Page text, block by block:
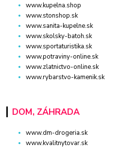
www.kupelna.shop
www.stonshop.sk
www.sanita-kupelne.sk
www.skolsky-batoh.sk
www.sportaturistika.sk
www.potraviny-online.sk
www.zlatnictvo-online.sk
www.rybarstvo-kamenik.sk
DOM, ZÁHRADA
www.dm-drogeria.sk
www.kvalitnytovar.sk